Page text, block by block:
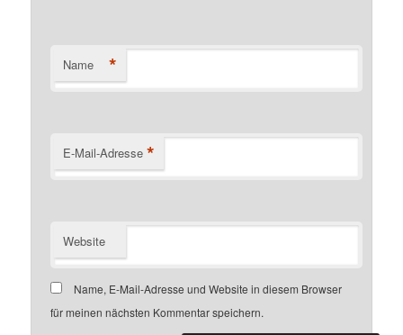
Name *
E-Mail-Adresse *
Website
Name, E-Mail-Adresse und Website in diesem Browser
für meinen nächsten Kommentar speichern.